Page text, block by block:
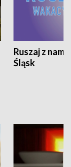
Ruszaj z
Śląsk